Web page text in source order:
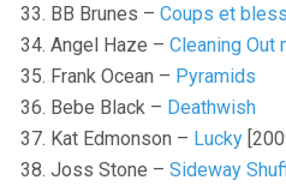
33. BB Brunes – Coups et
34. Angel Haze – Cleaning Out
35. Frank Ocean – Pyramids
36. Bebe Black – Deathwish
37. Kat Edmonson – Lucky
38. Joss Stone – Sideway